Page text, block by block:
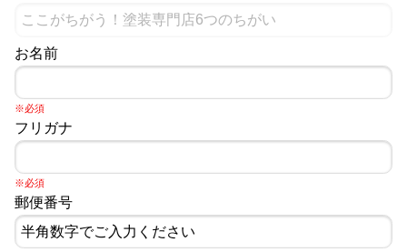
お名前
※必須
フリガナ
※必須
郵便番号